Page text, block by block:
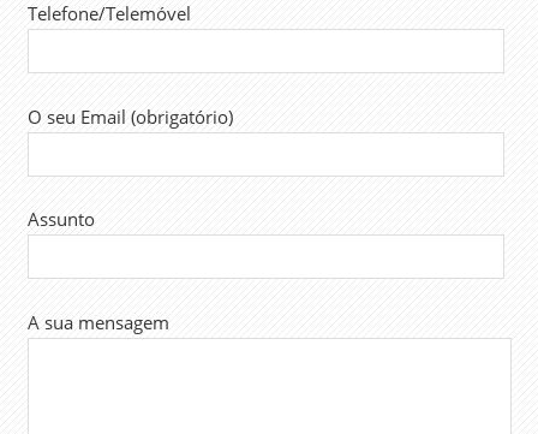
Telefone/Telemóvel
O seu Email (obrigatório)
Assunto
A sua mensagem